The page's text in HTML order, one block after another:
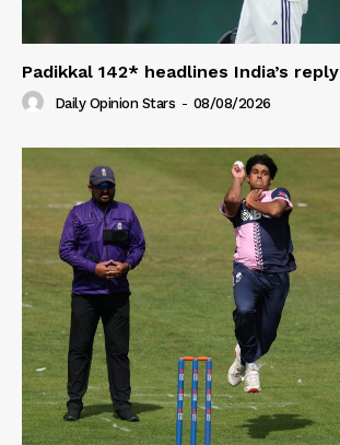
Padikkal 142* headlines India’s reply
Daily Opinion Stars - 08/08/2026